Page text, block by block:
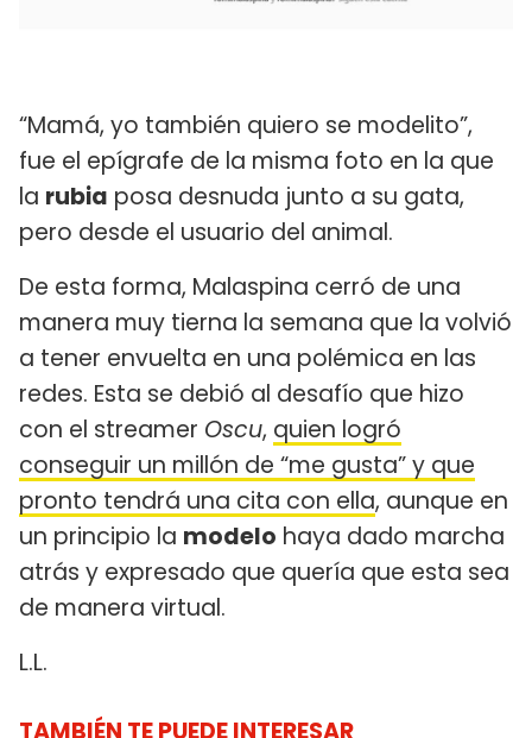
“Mamá, yo también quiero se modelito”,
fue el epígrafe de la misma foto en la que
la rubia posa desnuda junto a su gata,
pero desde el usuario del animal.
De esta forma, Malaspina cerró de una
manera muy tierna la semana que la volvió
a tener envuelta en una polémica en las
redes. Esta se debió al desafío que hizo
con el streamer Oscu, quien logró
conseguir un millón de “me gusta” y que
pronto tendrá una cita con ella, aunque en
un principio la modelo haya dado marcha
atrás y expresado que quería que esta sea
de manera virtual.
L.L.
TAMBIÉN TE PUEDE INTERESAR